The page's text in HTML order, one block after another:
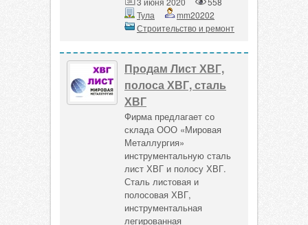
Тула
mm20202
Строительство и ремонт
Продам Лист ХВГ,
полоса ХВГ, сталь
ХВГ
Фирма предлагает со
склада ООО «Мировая
Металлургия»
инструментальную сталь
лист ХВГ и полосу ХВГ.
Сталь листовая и
полосовая ХВГ,
инструментальная
легированная